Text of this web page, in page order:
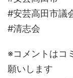
#安芸高田市議
#清志会
※コメントはコ
願いします